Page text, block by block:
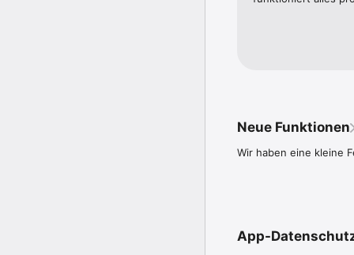
Neue Funktionen
Wir haben eine kleine
App-